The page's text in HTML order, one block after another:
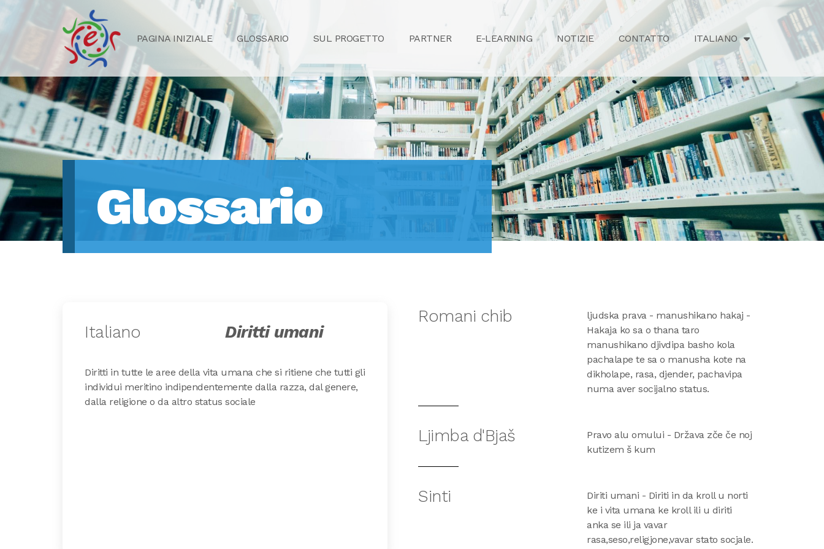
PAGINA INIZIALE GLOSSARIO SUL PROGETTO PARTNER E-LEARNING NOTIZIE CONTATTO ITALIANO
Glossario
Italiano Diritti umani
Diritti in tutte le aree della vita umana che si ritiene che tutti gli
individui meritino indipendentemente dalla razza, dal genere,
dalla religione o da altro status sociale
Romani chib
ljudska prava - manushikano hakaj -
Hakaja ko sa o thana taro
manushikano djivdipa basho kola
pachalape te sa o manusha kote na
dikholape, rasa, djender, pachavipa
numa aver socijalno status.
Ljimba d'Bjaš
Pravo alu omului - Država zče če noj
kutizem š kum
Sinti
Diriti umani - Diriti in da kroll u norti
ke i vita umana ke kroll ili u diriti
anka se ili ja vavar
rasa,seso,religjone,vavar stato socjale.